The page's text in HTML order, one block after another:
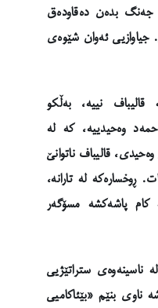
جەنگ بدەن دەقاودەق
جیاوازیی ئەوان شێوەی
نییە، بەڵکو
وەحیدییە، کە لە
قالیباف ناتوانێ
لە تارانە،
کام پاشەکشە مسۆگەر
ناسینەوەی ستراتێژیی
ناوی بنێم «بێئاکامیی